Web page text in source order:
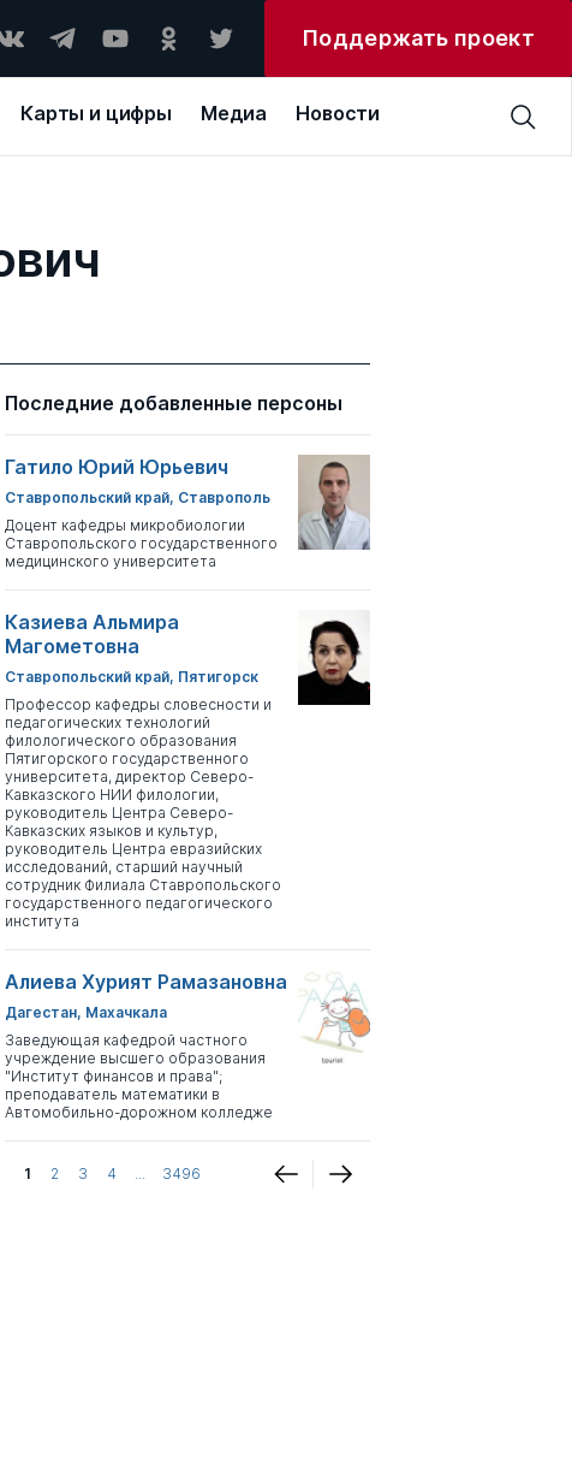
Поддержать проект
Карты и цифры Медиа Новости
Последние добавленные персоны
Гатило Юрий Юрьевич
Ставропольский край, Ставрополь
Доцент кафедры микробиологии
Ставропольского государственного
медицинского университета
Казиева Альмира
Магометовна
Ставропольский край, Пятигорск
Профессор кафедры словесности и
педагогических технологий
филологического образования
Пятигорского государственного
университета, директор Северо-
Кавказского НИИ филологии,
руководитель Центра Северо-
Кавказских языков и культур,
руководитель Центра евразийских
исследований, старший научный
сотрудник Филиала Ставропольского
государственного педагогического
института
Алиева Хурият Рамазановна
Дагестан, Махачкала
Заведующая кафедрой частного
учреждение высшего образования
"Институт финансов и права";
преподаватель математики в
Автомобильно-дорожном колледже
1 2 3 4 ... 3496